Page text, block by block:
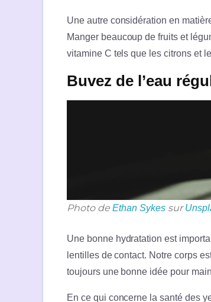
Une autre considération en
Manger beaucoup de fruits et
vitamine C tels que les citrons et
Buvez de l’eau
Photo de Ethan Sykes sur
Une bonne hydratation est
lentilles de contact. Notre corps
toujours une bonne idée pour
En ce qui concerne la santé des